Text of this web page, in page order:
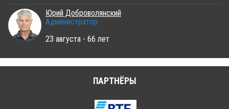
Юрий Доброволянский
Администратор
23 августа - 66 лет
ПАРТНЁРЫ